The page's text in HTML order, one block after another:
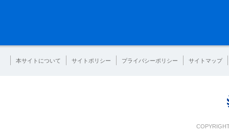
本サイトについて サイトポリシー プライバシーポリシー サイトマップ